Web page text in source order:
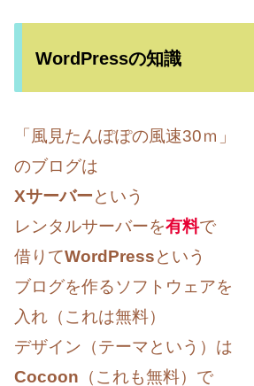
WordPressの知識
「風見たんぽぽの風速30ｍ」
のブログは
Xサーバーという
レンタルサーバーを有料で
借りてWordPressという
ブログを作るソフトウェアを
入れ（これは無料）
デザイン（テーマという）は
Cocoon （これも無料）で